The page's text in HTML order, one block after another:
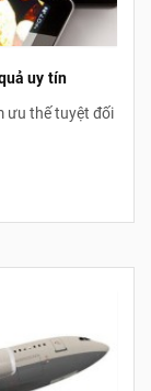
uy tín
ưu thế tuyệt đối